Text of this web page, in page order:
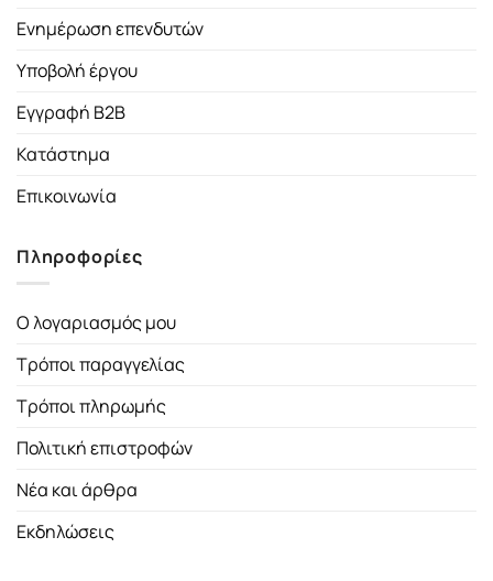
Ενημέρωση επενδυτών
Υποβολή έργου
Εγγραφή B2B
Κατάστημα
Επικοινωνία
Πληροφορίες
Ο λογαριασμός μου
Τρόποι παραγγελίας
Τρόποι πληρωμής
Πολιτική επιστροφών
Νέα και άρθρα
Εκδηλώσεις